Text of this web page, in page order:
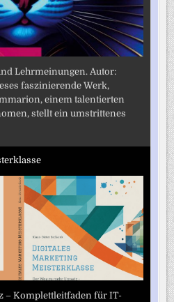
Lehrmeinungen. Autor:
faszinierende Werk,
einem talentierten
stellt ein umstrittenes
– Komplettleitfaden für IT-